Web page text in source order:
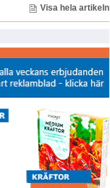
Visa hela artikeln